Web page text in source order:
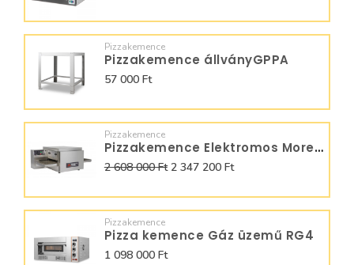
Pizzakemence
Pizzakemence állványGPPA
57 000 Ft
Pizzakemence
Pizzakemence Elektromos Moretti Forni futószalagos T64E
2 608 000 Ft2 347 200 Ft
Pizzakemence
Pizza kemence Gáz üzemű RG4
1 098 000 Ft